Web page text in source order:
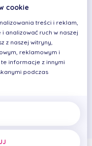
Andrzej Pawelec
cookie
treści i reklam,
analizować ruch w naszej
z naszej witryny,
reklamowym i
informacje z innymi
podczas